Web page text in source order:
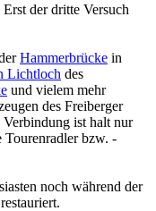
der dritte Versuch
Hammerbrücke in
Lichtloch des
und vielem mehr
des Freiberger
Verbindung ist halt nur
Tourenradler bzw. -
noch während der